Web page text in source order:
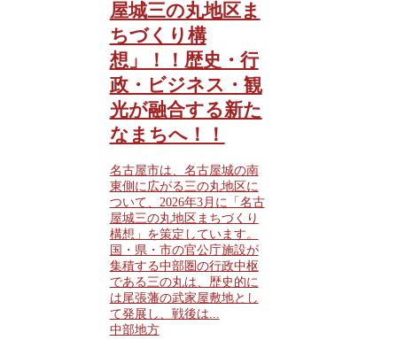
屋城三の丸地区ま
ちづくり構
想」！！歴史・行
政・ビジネス・観
光が融合する新た
なまちへ！！
名古屋市は、名古屋城の南
東側に広がる三の丸地区に
ついて、2026年3月に「名古
屋城三の丸地区まちづくり
構想」を策定しています。
国・県・市の官公庁施設が
集積する中部圏の行政中枢
である三の丸は、歴史的に
は尾張藩の武家屋敷地とし
て発展し、戦後は...
中部地方